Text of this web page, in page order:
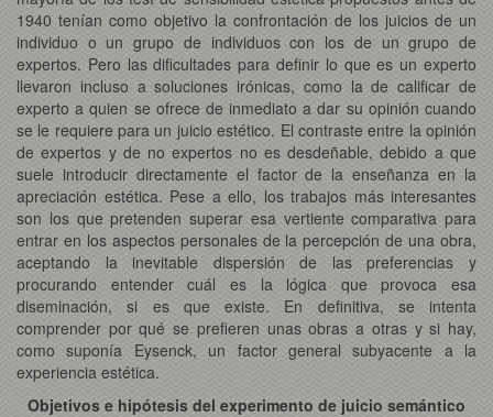
1940 tenían como objetivo la confrontación de los juicios de un
individuo o un grupo de individuos con los de un grupo de
expertos. Pero las dificultades para definir lo que es un experto
llevaron incluso a soluciones irónicas, como la de calificar de
experto a quien se ofrece de inmediato a dar su opinión cuando
se le requiere para un juicio estético. El contraste entre la opinión
de expertos y de no expertos no es desdeñable, debido a que
suele introducir directamente el factor de la enseñanza en la
apreciación estética. Pese a ello, los trabajos más interesantes
son los que pretenden superar esa vertiente comparativa para
entrar en los aspectos personales de la percepción de una obra,
aceptando la inevitable dispersión de las preferencias y
procurando entender cuál es la lógica que provoca esa
diseminación, si es que existe. En definitiva, se intenta
comprender por qué se prefieren unas obras a otras y si hay,
como suponía Eysenck, un factor general subyacente a la
experiencia estética.
Objetivos e hipótesis del experimento de juicio semántico